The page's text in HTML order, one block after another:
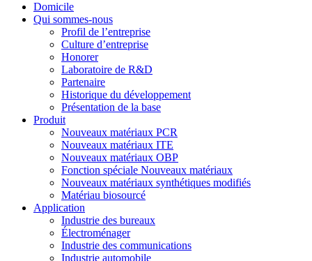
Domicile
Qui sommes-nous
Profil de l’entreprise
Culture d’entreprise
Honorer
Laboratoire de R&D
Partenaire
Historique du développement
Présentation de la base
Produit
Nouveaux matériaux PCR
Nouveaux matériaux ITE
Nouveaux matériaux OBP
Fonction spéciale Nouveaux matériaux
Nouveaux matériaux synthétiques modifiés
Matériau biosourcé
Application
Industrie des bureaux
Électroménager
Industrie des communications
Industrie automobile